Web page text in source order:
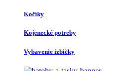
Kočíky
Kojenecké potreby
Vybavenie izbičky